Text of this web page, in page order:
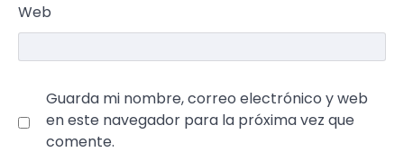
Web
Guarda mi nombre, correo electrónico y web
en este navegador para la próxima vez que
comente.